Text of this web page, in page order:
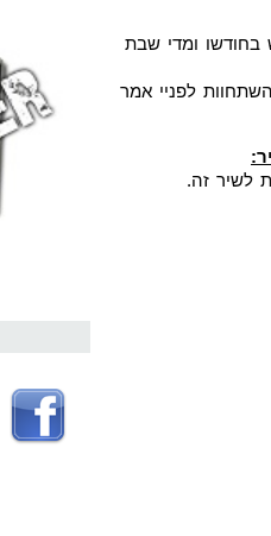
בחודשו ומדי שבת
לפניי אמר
לשיר זה.